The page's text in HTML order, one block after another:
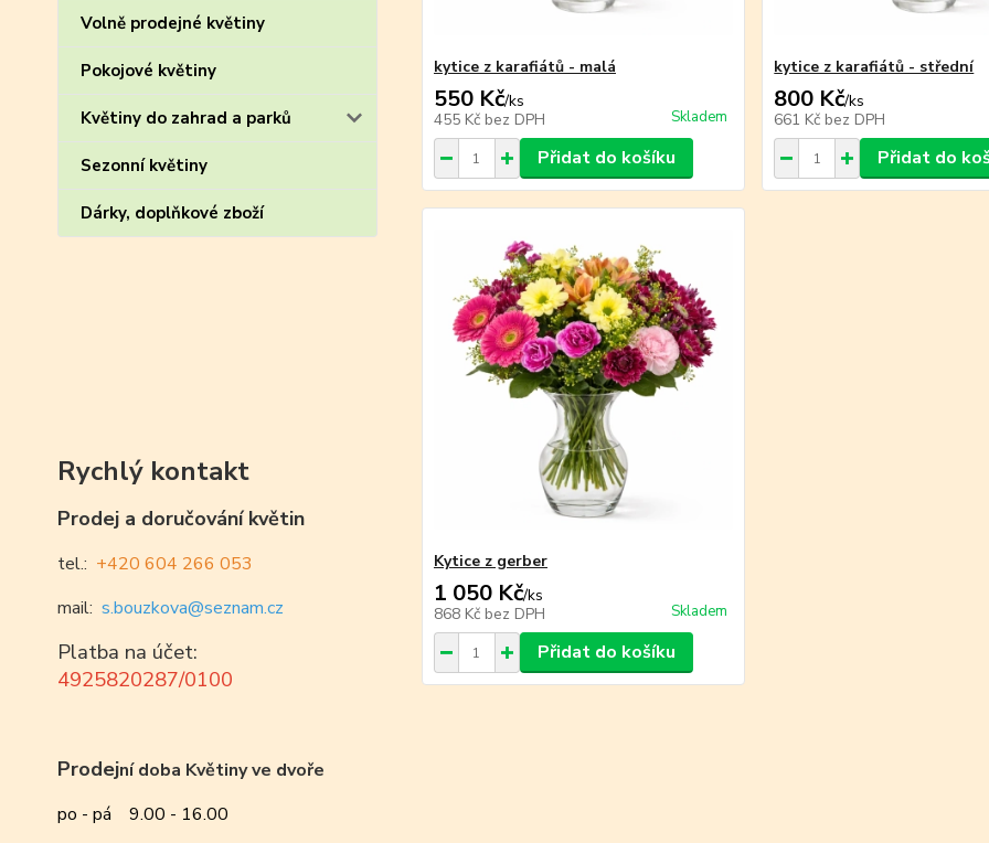
Volně prodejné květiny
Pokojové květiny
Květiny do zahrad a parků
Sezonní květiny
Dárky, doplňkové zboží
Rychlý kontakt
Prodej a doručování květin
tel.: +420 604 266 053
mail: s.bouzkova@seznam.cz
Platba na účet:
4925820287/0100
Prodejní doba Květiny ve dvoře
po - pá 9.00 - 16.00
kytice z karafiátů - malá
550 Kč/ks
455 Kč bez DPH Skladem
Přidat do košíku
kytice z karafiátů - střední
800 Kč/ks
661 Kč bez DPH
Přidat do
Kytice z gerber
1 050 Kč/ks
868 Kč bez DPH Skladem
Přidat do košíku